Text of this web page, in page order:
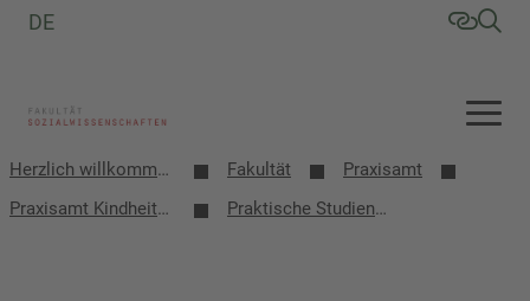
DE
Herzlich willkommen an der Fakultät Sozialwissenschaften Fakultät
Praxisamt
Praxisamt Kindheitspädagogik
Praktische Studienanteile